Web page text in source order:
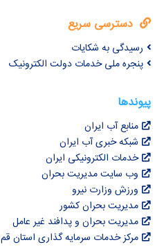
دسترسی سریع
رسیدگی به شکایات
پنجره ملی خدمات دولت الکترونیک
پیوندها
منابع آب ایران
شبکه خبری آب ایران
خدمات الکترونیکی ایران
وب سایت مدیریت بحران
ورزش وزارت نیرو
مدیریت بحران کشور
مدیریت بحران و پدافند غیر عامل
مرکز خدمات سرمایه گذاری استان قم